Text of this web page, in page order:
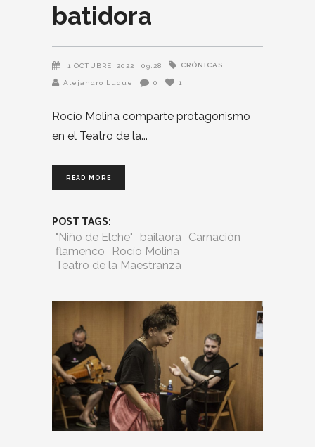
batidora
1 OCTUBRE, 2022 09:28 CRÓNICAS
Alejandro Luque 0 1
Rocío Molina comparte protagonismo
en el Teatro de la
READ MORE
POST TAGS:
"Niño de Elche" bailaora
Carnación
flamenco
Rocío Molina
Teatro de la Maestranza